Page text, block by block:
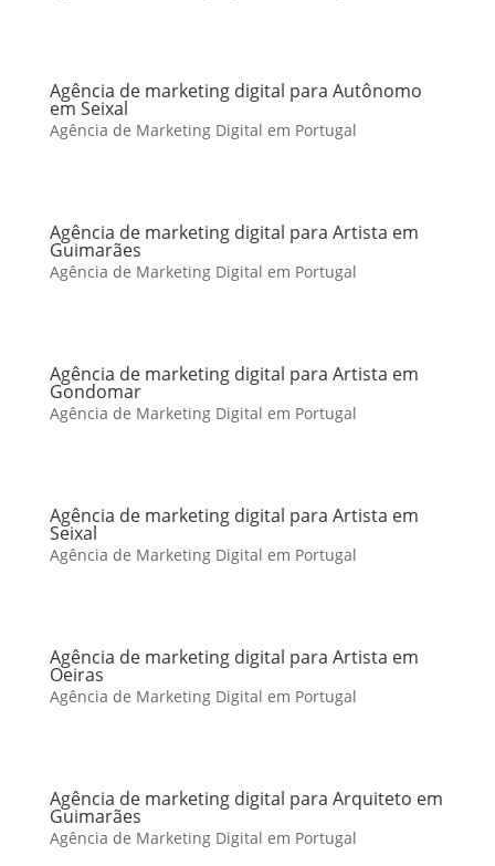
Agência de marketing digital para Autônomo
em Seixal
Agência de Marketing Digital em Portugal
Agência de marketing digital para Artista em
Guimarães
Agência de Marketing Digital em Portugal
Agência de marketing digital para Artista em
Gondomar
Agência de Marketing Digital em Portugal
Agência de marketing digital para Artista em
Seixal
Agência de Marketing Digital em Portugal
Agência de marketing digital para Artista em
Oeiras
Agência de Marketing Digital em Portugal
Agência de marketing digital para Arquiteto em
Guimarães
Agência de Marketing Digital em Portugal